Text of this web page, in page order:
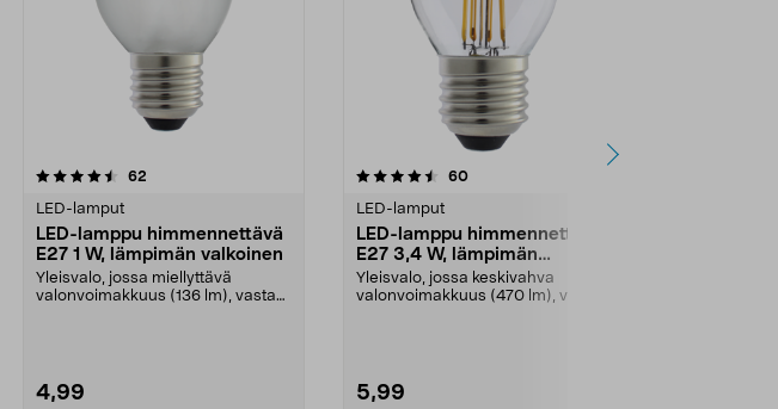
62
LED-lamput
LED-lamppu himmennettävä
E27 1 W, lämpimän valkoinen
Yleisvalo, jossa miellyttävä
valonvoimakkuus (136 lm), vastaa
4,99
4.5viidestä
60arvostelut
LED-lamput
LED-lamppu himmennettävä
E27 3,4 W, lämpimän
valkoinen
Yleisvalo, jossa keskivahva
valonvoimakkuus (470 lm), vastaa
5,99